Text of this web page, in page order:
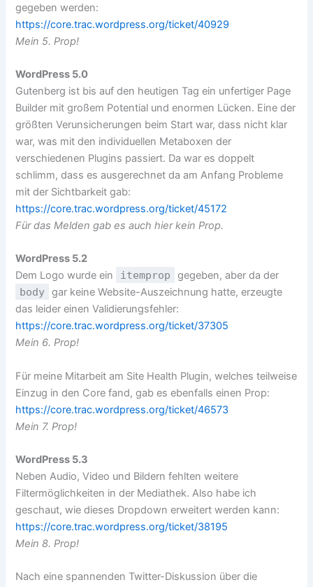
gegeben werden:
https://core.trac.wordpress.org/ticket/40929
Mein 5. Prop!
WordPress 5.0
Gutenberg ist bis auf den heutigen Tag ein unfertiger Page
Builder mit großem Potential und enormen Lücken. Eine der
größten Verunsicherungen beim Start war, dass nicht klar
war, was mit den individuellen Metaboxen der
verschiedenen Plugins passiert. Da war es doppelt
schlimm, dass es ausgerechnet da am Anfang Probleme
mit der Sichtbarkeit gab:
https://core.trac.wordpress.org/ticket/45172
Für das Melden gab es auch hier kein Prop.
WordPress 5.2
Dem Logo wurde ein
itemprop gegeben, aber da der
body gar keine Website-Auszeichnung hatte, erzeugte
das leider einen Validierungsfehler:
https://core.trac.wordpress.org/ticket/37305
Mein 6. Prop!
Für meine Mitarbeit am Site Health Plugin, welches teilweise
Einzug in den Core fand, gab es ebenfalls einen Prop:
https://core.trac.wordpress.org/ticket/46573
Mein 7. Prop!
WordPress 5.3
Neben Audio, Video und Bildern fehlten weitere
Filtermöglichkeiten in der Mediathek. Also habe ich
geschaut, wie dieses Dropdown erweitert werden kann:
https://core.trac.wordpress.org/ticket/38195
Mein 8. Prop!
Nach eine spannenden Twitter-Diskussion über die